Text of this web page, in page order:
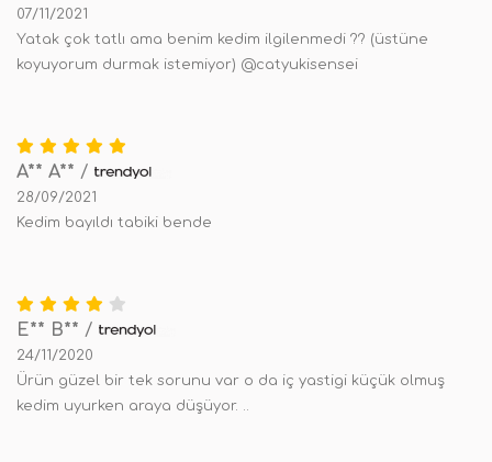
07/11/2021
Yatak çok tatlı ama benim kedim ilgilenmedi ?? (üstüne
koyuyorum durmak istemiyor) @catyukisensei
A** A** /
28/09/2021
Kedim bayıldı tabiki bende
E** B** /
24/11/2020
Ürün güzel bir tek sorunu var o da iç yastigi küçük olmuş
kedim uyurken araya düşüyor. ..